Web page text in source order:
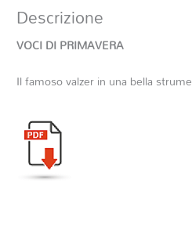
Descrizione
VOCI DI PRIMAVERA
Il famoso valzer in una bella